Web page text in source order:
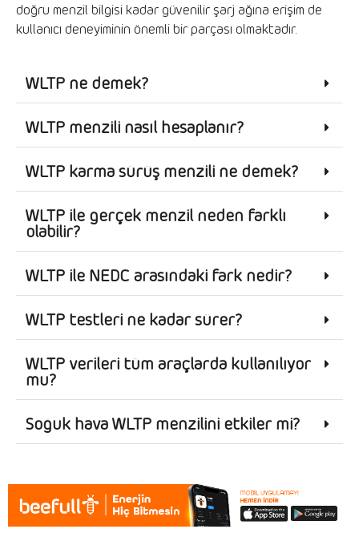
doğru menzil bilgisi kadar güvenilir şarj ağına erişim de
kullanıcı deneyiminin önemli bir parçası olmaktadır.
WLTP ne demek?
WLTP menzili nasıl hesaplanır?
WLTP karma sürüş menzili ne demek?
WLTP ile gerçek menzil neden farklı
olabilir?
WLTP ile NEDC arasındaki fark nedir?
WLTP testleri ne kadar sürer?
WLTP verileri tüm araçlarda kullanılıyor
mu?
Soğuk hava WLTP menzilini etkiler mi?